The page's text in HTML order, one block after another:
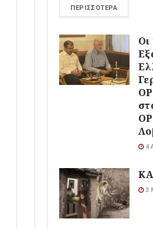
ΠΕΡΙΣΣΌΤΕΡΑ
Οι
4
3